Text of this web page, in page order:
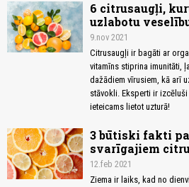
6 citrusaugļi,
uzlabotu
9.nov 2021
Citrusaugļi ir bagāti ar
vitamīns stiprina imunitāti,
dažādiem vīrusiem, kā arī
stāvokli. Eksperti ir
ieteicams lietot uzturā!
3 būtiski fakti
svarīgajiem
12.feb 2021
Ziema ir laiks, kad no